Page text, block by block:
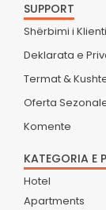
SUPPORT
Shërbimi i
Deklarata e
Termat &
Oferta
Komente
KATEGORIA E
Hotel
Apartments